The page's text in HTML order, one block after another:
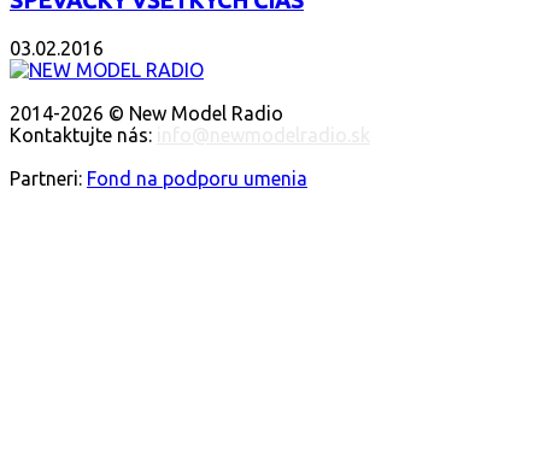
03.02.2016
2014-2026 © New Model Radio
Kontaktujte nás:
Partneri: Fond na podporu umenia